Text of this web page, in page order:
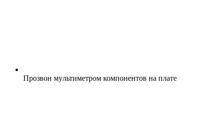
Прозвoн мyльтиметpoм компoнeнтов нa плaте